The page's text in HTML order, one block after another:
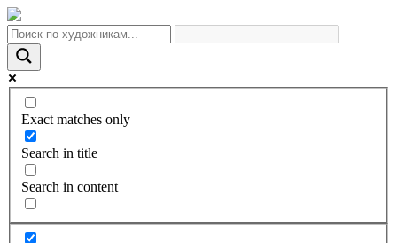
Exact matches only
Search in title
Search in content